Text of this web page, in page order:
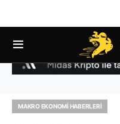
MAKRO EKONOMI HABERLERI